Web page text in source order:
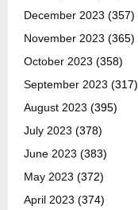
December 2023 (357)
November 2023 (365)
October 2023 (358)
September 2023 (317)
August 2023 (395)
July 2023 (378)
June 2023 (383)
May 2023 (372)
April 2023 (374)